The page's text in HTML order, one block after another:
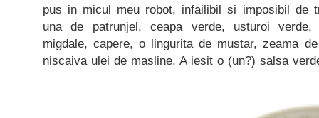
pus in micul meu robot, infailibil si imposibil de
una de patrunjel, ceapa verde, usturoi
migdale, capere, o lingurita de mustar, zeama
niscaiva ulei de masline. A iesit o (un?) salsa